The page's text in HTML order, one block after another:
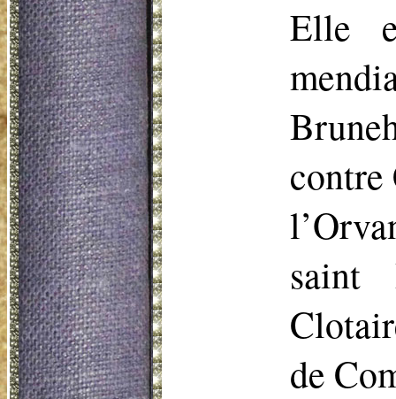
Elle
saint
de